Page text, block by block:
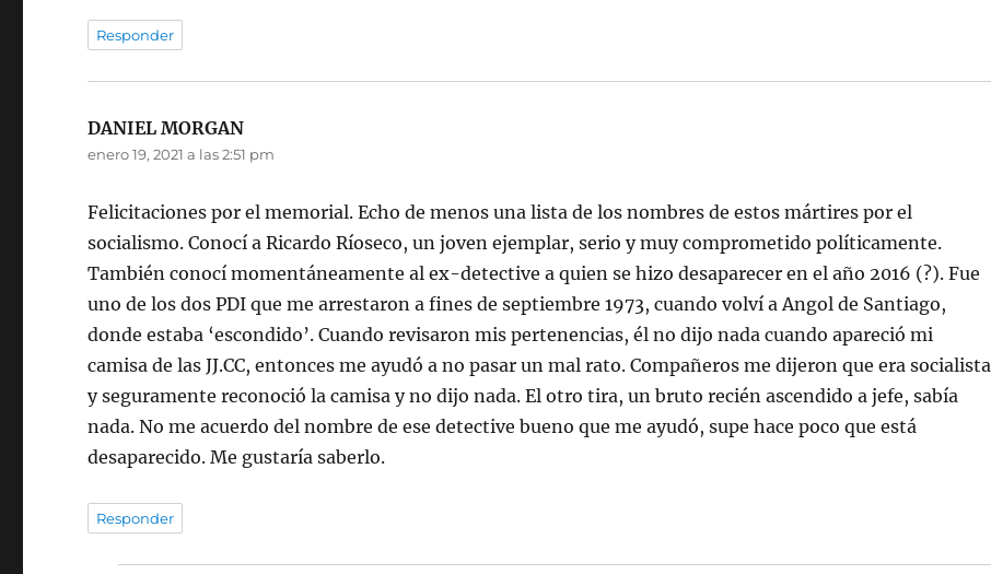
Responder
DANIEL MORGAN
enero 19, 2021 a las 2:51 pm
Felicitaciones por el memorial. Echo de menos una lista de los nombres de estos mártires por el
socialismo. Conocí a Ricardo Ríoseco, un joven ejemplar, serio y muy comprometido políticamente.
También conocí momentáneamente al ex-detective a quien se hizo desaparecer en el año 2016 (?). Fue
uno de los dos PDI que me arrestaron a fines de septiembre 1973, cuando volví a Angol de Santiago,
donde estaba ‘escondido’. Cuando revisaron mis pertenencias, él no dijo nada cuando apareció mi
camisa de las JJ.CC, entonces me ayudó a no pasar un mal rato. Compañeros me dijeron que era socialista
y seguramente reconoció la camisa y no dijo nada. El otro tira, un bruto recién ascendido a jefe, sabía
nada. No me acuerdo del nombre de ese detective bueno que me ayudó, supe hace poco que está
desaparecido. Me gustaría saberlo.
Responder